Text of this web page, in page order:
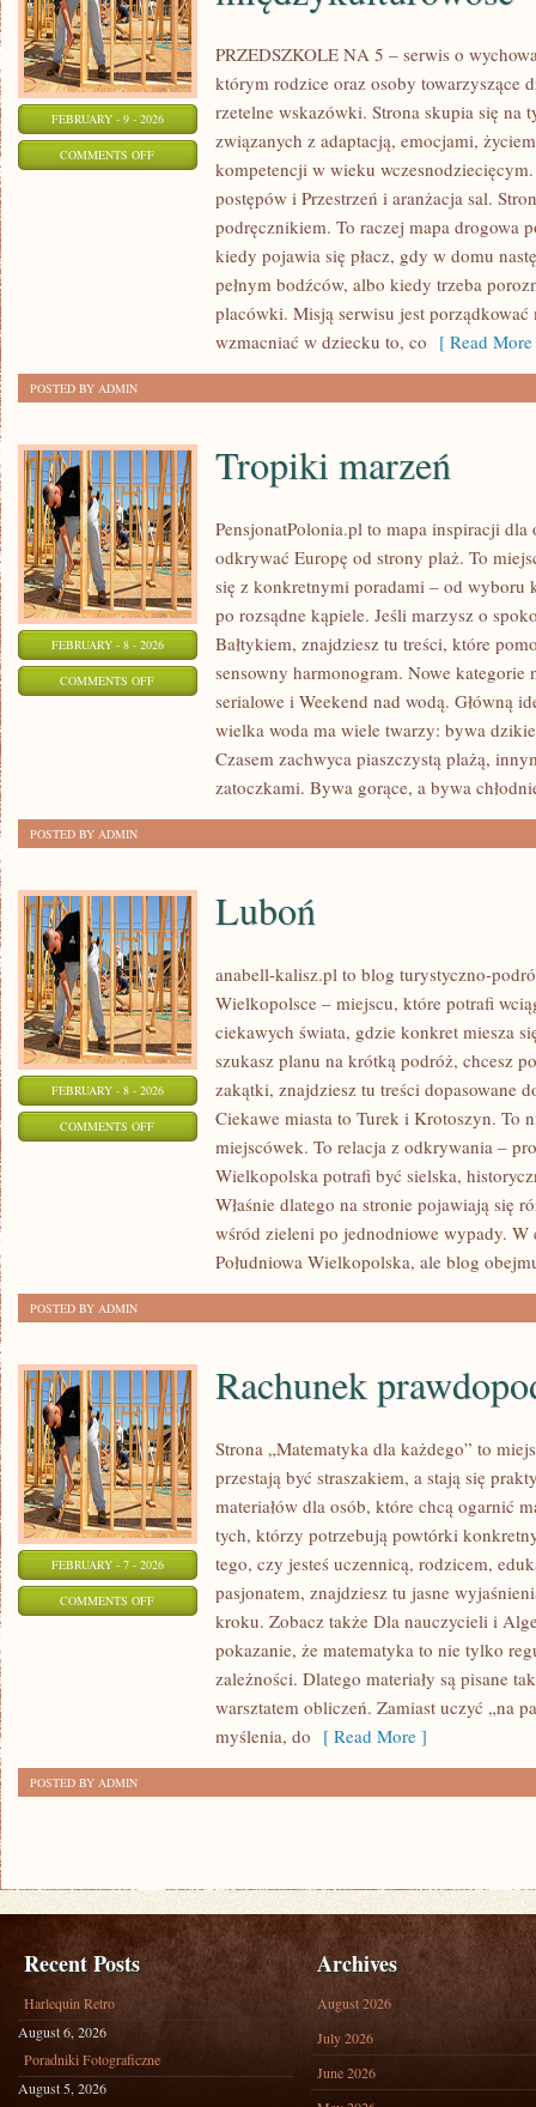
FEBRUARY - 9 - 2026
COMMENTS OFFON
PRZEDSZKOLE NA 5 – serwis o
którym rodzice oraz osoby towarzyszące
rzetelne wskazówki. Strona skupia się na
związanych z adaptacją, emocjami,
kompetencji w wieku
postępów i Przestrzeń i aranżacja sal.
podręcznikiem. To raczej mapa drogowa
kiedy pojawia się płacz, gdy w domu
pełnym bodźców, albo kiedy trzeba
placówki. Misją serwisu jest
wzmacniać w dziecku to, co [ Read
POSTED BY ADMIN
FEBRUARY - 8 - 2026
COMMENTS OFFON
Tropiki marzeń
PensjonatPolonia.pl to mapa inspiracji
odkrywać Europę od strony plaż. To
się z konkretnymi poradami – od wyboru
po rozsądne kąpiele. Jeśli marzysz o
Bałtykiem, znajdziesz tu treści, które
sensowny harmonogram. Nowe kategorie
serialowe i Weekend nad wodą. Główną
wielka woda ma wiele twarzy: bywa
Czasem zachwyca piaszczystą plażą,
zatoczkami. Bywa gorące, a bywa
POSTED BY ADMIN
FEBRUARY - 8 - 2026
COMMENTS OFFON
Luboń
anabell-kalisz.pl to blog turystyczno-
Wielkopolsce – miejscu, które potrafi
ciekawych świata, gdzie konkret miesza
szukasz planu na krótką podróż, chcesz
zakątki, znajdziesz tu treści dopasowane
Ciekawe miasta to Turek i Krotoszyn. To
miejscówek. To relacja z odkrywania –
Wielkopolska potrafi być sielska,
Właśnie dlatego na stronie pojawiają się
wśród zieleni po jednodniowe wypady. W
Południowa Wielkopolska, ale blog
POSTED BY ADMIN
FEBRUARY - 7 - 2026
COMMENTS OFFON
RACHUNEK
PRAWDOPODOBIEŃSTWA
Rachunek
Strona „Matematyka dla każdego” to
przestają być straszakiem, a stają się
materiałów dla osób, które chcą ogarnić
tych, którzy potrzebują powtórki
tego, czy jesteś uczennicą, rodzicem,
pasjonatem, znajdziesz tu jasne
kroku. Zobacz także Dla nauczycieli i
pokazanie, że matematyka to nie tylko
zależności. Dlatego materiały są pisane
warsztatem obliczeń. Zamiast uczyć „na
myślenia, do [ Read More ]
POSTED BY ADMIN
Recent Posts
Harlequin Retro
August 6, 2026
Poradniki Fotograficzne
August 5, 2026
Archives
August 2026
July 2026
June 2026